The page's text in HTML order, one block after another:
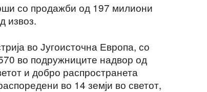
со продажби од 197 милиони
извоз.
во Југоисточна Европа, со
во подружниците надвор од
и добро распространета
во 14 земји во светот,